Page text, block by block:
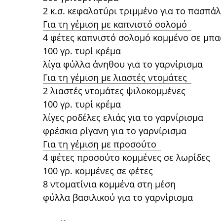
2 κ.σ. κεφαλοτύρι τριμμένο για το
Για τη γέμιση με καπνιστό σολομό
4 φέτες καπνιστό σολομό κομμένο σε
100 γρ. τυρί κρέμα
λίγα φύλλα άνηθου για το γαρνίρισμα
Για τη γέμιση με λιαστές ντομάτες
2 λιαστές ντομάτες ψιλοκομμένες
100 γρ. τυρί κρέμα
λίγες ροδέλες ελιάς για το γαρνίρισμα
φρέσκια ρίγανη για το γαρνίρισμα
Για τη γέμιση με προσούτο
4 φέτες προσούτο κομμένες σε λωρίδες
100 γρ. κομμένες σε φέτες
8 ντοματίνια κομμένα στη μέση
φύλλα βασιλικού για το γαρνίρισμα